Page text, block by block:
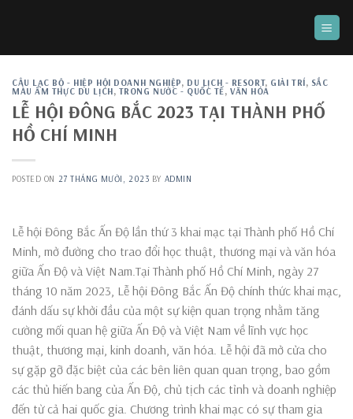
CÂU LẠC BỘ - HIỆP HỘI DOANH NGHIỆP, DU LỊCH - RESORT, GIẢI TRÍ, SẮC
MÀU ẨM THỰC DU LỊCH, TRONG NƯỚC - QUỐC TẾ,VĂN HÓA
LỄ HỘI ĐÔNG BẮC 2023 TẠI THÀNH PHỐ
HỒ CHÍ MINH
POSTED ON 27 THÁNG MƯỜI, 2023 BY ADMIN
Lễ hội Đông Bắc Ấn Độ lần thứ 3 khai mạc tại Thành phố Hồ Chí
Minh, mở đường cho trao đổi học thuật, thương mại và văn hóa
giữa Ấn Độ và Việt Nam.Tại Thành phố Hồ Chí Minh, ngày 27
tháng 10 năm 2023, Lễ hội Đông Bắc Ấn Độ chính thức khai mạc,
đánh dấu sự khởi đầu của một sự kiện quan trọng nhằm tăng
cường mối quan hệ giữa Ấn Độ và Việt Nam về lĩnh vực học
thuật, thương mại, kinh doanh, văn hóa. Lễ hội đã mở cửa cho
sự gặp gỡ đặc biệt của các bên liên quan quan trọng, bao gồm
các thủ hiến bang của Ấn Độ, chủ tịch các tỉnh và doanh nghiệp
đến từ cả hai quốc gia. Chương trình khai mạc có sự tham gia